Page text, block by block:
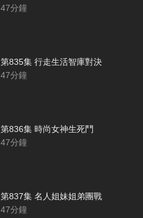
47分鐘
第835集 行走生活智庫對決
47分鐘
第836集 時尚女神生死鬥
47分鐘
第837集 名人姐妹姐弟團戰
47分鐘